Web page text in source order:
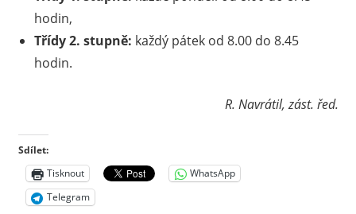
hodin,
Třídy 2. stupně: každý pátek od 8.00 do 8.45
hodin.
R. Navrátil, zást. řed.
Sdílet:
Tisknout
WhatsApp
Telegram